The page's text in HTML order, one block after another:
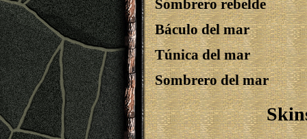
Sombrero rebelde
Báculo del mar
Túnica del mar
Sombrero del mar